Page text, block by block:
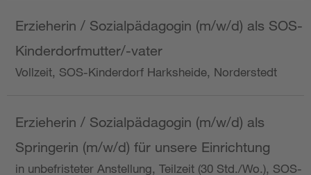
Erzieherin / Sozialpädagogin (m/w/d) als SOS-
Kinderdorfmutter/-vater
Vollzeit, SOS-Kinderdorf Harksheide, Norderstedt
Erzieherin / Sozialpädagogin (m/w/d) als
Springerin (m/w/d) für unsere Einrichtung
in unbefristeter Anstellung, Teilzeit (30 Std./Wo.), SOS-